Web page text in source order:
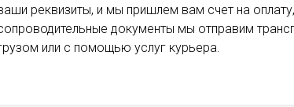
реквизиты, и мы пришлем вам счет на
документы мы отправим
или с помощью услуг курьера.